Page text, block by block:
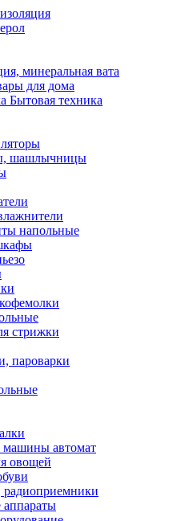
минеральная вата
для дома
Бытовая техника
шашлычницы
напольные
стрижки
пароварки
машины автомат
овощей
радиоприемники